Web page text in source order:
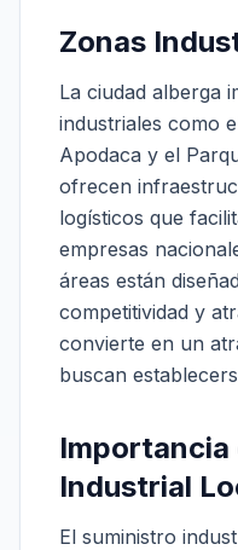
Zonas
La ciudad alberga
industriales como
Apodaca y el
ofrecen
logísticos que
empresas
áreas están
competitividad y
convierte en un
buscan
Importancia
Industrial
El suministro